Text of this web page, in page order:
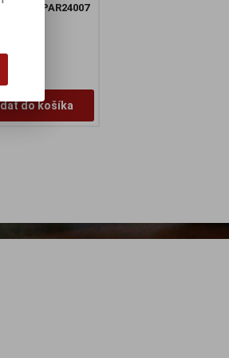
SP-SPAR24007
do košíka